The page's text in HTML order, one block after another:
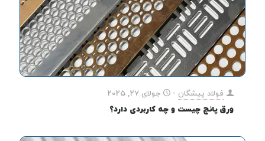
فولاد پیشگان -
جولای 27, 2025
ورق پانچ چیست و چه کاربردی دارد؟